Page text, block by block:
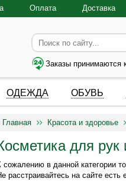
Оплата Доставка
Заказы принимаются
ОДЕЖДА ОБУВЬ
Главная Красота и здоровье
для рук
сожалению в данной категории
расстраивайтесь на сайте